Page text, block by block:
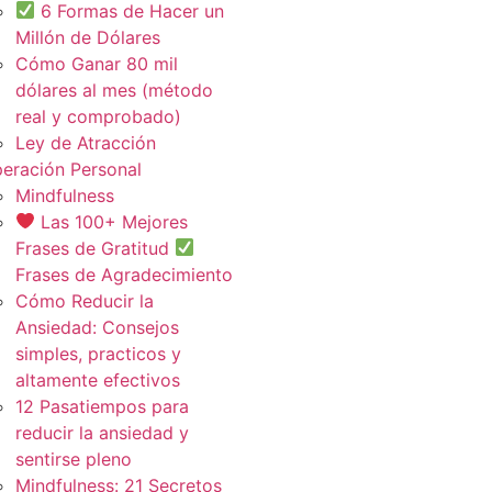
6 Formas de Hacer un
Millón de Dólares
Cómo Ganar 80 mil
dólares al mes (método
real y comprobado)
Ley de Atracción
Personal
Mindfulness
Las 100+ Mejores
Frases de Gratitud
Frases de Agradecimiento
Cómo Reducir la
Ansiedad: Consejos
simples, practicos y
altamente efectivos
12 Pasatiempos para
reducir la ansiedad y
sentirse pleno
Mindfulness: 21 Secretos